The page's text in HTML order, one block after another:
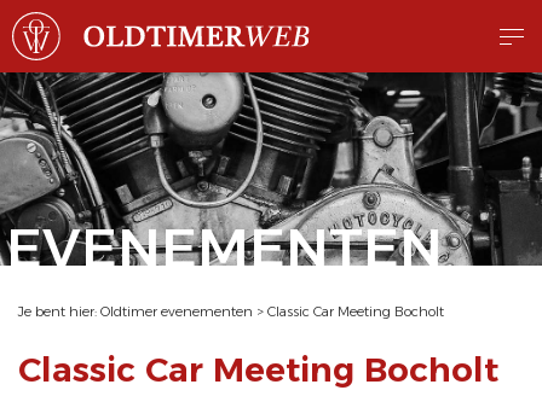
EVENEMENTEN
Je bent hier: Oldtimer evenementen > Classic Car Meeting Bocholt
Classic Car Meeting Bocholt